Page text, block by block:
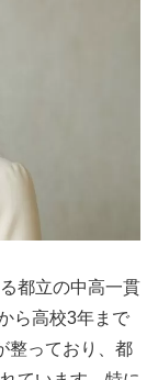
都立の中高一貫
ら高校3年まで
整っており、都